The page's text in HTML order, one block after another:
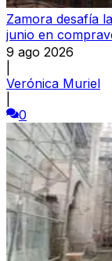
Zamora desafía
junio en
9 ago 2026
Verónica Muriel
0